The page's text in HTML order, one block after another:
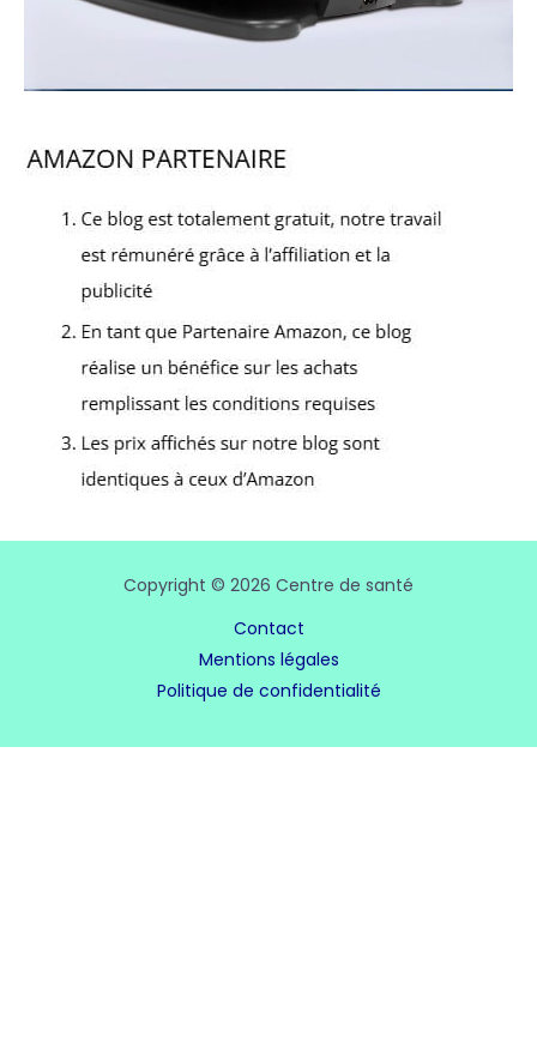
Copyright © 2026 Centre de santé
Contact
Mentions légales
Politique de confidentialité